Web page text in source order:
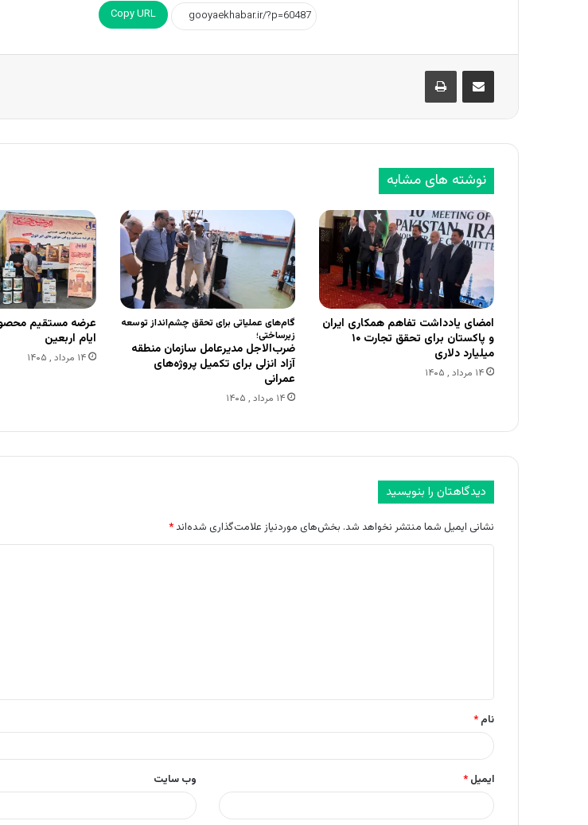
Copy URL
اشتراک گذاری از طریق ایمیل چاپ
نوشته های مشابه
امضای یادداشت تفاهم همکاری ایران
و پاکستان برای تحقق تجارت ۱۰
میلیارد دلاری
۱۴ مرداد , ۱۴۰۵
گام‌های عملیاتی برای تحقق چشم‌انداز توسعه
زیرساختی؛
ضرب‌الاجل مدیرعامل سازمان منطقه
آزاد انزلی برای تکمیل پروژه‌های
عمرانی
۱۴ مرداد , ۱۴۰۵
عرضه مستقیم
ایام اربعین
۱۴ مرداد , ۱۴۰۵
دیدگاهتان را بنویسید
نشانی ایمیل شما منتشر نخواهد شد. بخش‌های موردنیاز علامت‌گذاری شده‌اند *
*
نام *
ایمیل * وب‌ سایت